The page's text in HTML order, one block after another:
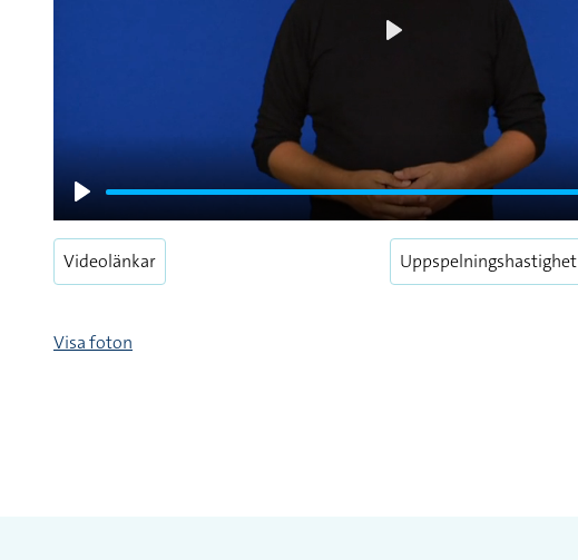
Play
Videolänkar Uppspelningshastighet
Visa foton